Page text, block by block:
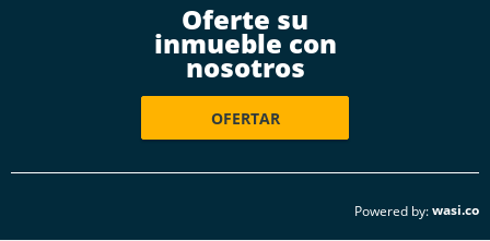
Oferte su
inmueble con
nosotros
OFERTAR
Powered by:wasi.co